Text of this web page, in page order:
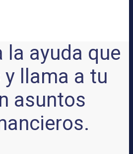
la ayuda que
llama a tu
asuntos